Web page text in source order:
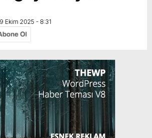
Ekim 2025 - 8:31